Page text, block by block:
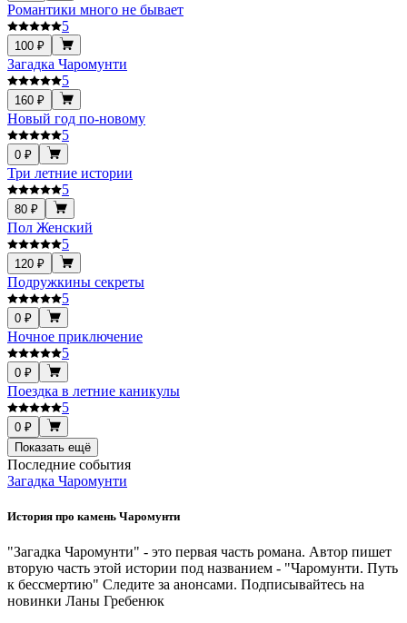
Романтики много не бывает
5
100 ₽
Загадка Чаромунти
5
160 ₽
Новый год по-новому
5
0 ₽
Три летние истории
5
80 ₽
Пол Женский
5
120 ₽
Подружкины секреты
5
0 ₽
Ночное приключение
5
0 ₽
Поездка в летние каникулы
5
0 ₽
Показать ещё
Последние события
Загадка Чаромунти
История про камень Чаромунти
"Загадка Чаромунти" - это первая часть романа. Автор пишет
вторую часть этой истории под названием - "Чаромунти. Путь
к бессмертию" Следите за анонсами. Подписывайтесь на
новинки Ланы Гребенюк